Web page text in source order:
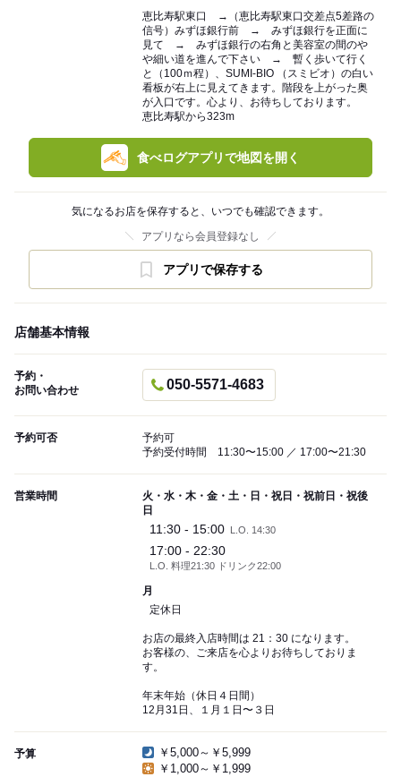
恵比寿駅東口 →（恵比寿駅東口交差点5差路の
信号）みずほ銀行前 → みずほ銀行を正面に
見て → みずほ銀行の右角と美容室の間のや
や細い道を進んで下さい → 暫く歩いて行く
と（100ｍ程）、SUMI-BIO （スミビオ）の白い
看板が右上に見えてきます。階段を上がった奥
が入口です。心より、お待ちしております。
恵比寿駅から323m
食べログアプリで地図を開く
気になるお店を保存すると、いつでも確認できます。
アプリなら会員登録なし
アプリで保存する
店舗基本情報
予約・
お問い合わせ
050-5571-4683
予約可否
予約可
予約受付時間 11:30〜15:00 ／ 17:00〜21:30
営業時間
火・水・木・金・土・日・祝日・祝前日・祝後
日
11:30 - 15:00 L.O. 14:30
17:00 - 22:30
L.O. 料理21:30 ドリンク22:00
月
定休日
お店の最終入店時間は 21：30 になります。
お客様の、ご来店を心よりお待ちしておりま
す。
年末年始（休日４日間）
12月31日、１月１日〜３日
予算
￥5,000～￥5,999
￥1,000～￥1,999